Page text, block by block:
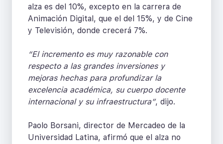
alza es del 10%, excepto en la carrera de
Animación Digital, que el del 15%, y de Cine
y Televisión, donde crecerá 7%.
“El incremento es muy razonable con
respecto a las grandes inversiones y
mejoras hechas para profundizar la
excelencia académica, su cuerpo docente
internacional y su infraestructura”, dijo.
Paolo Borsani, director de Mercadeo de la
Universidad Latina, afirmó que el alza no